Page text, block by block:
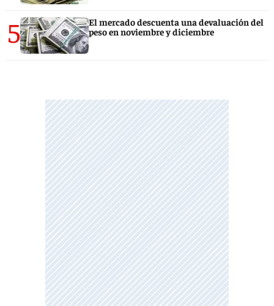
5
El mercado descuenta una devaluación del
peso en noviembre y diciembre